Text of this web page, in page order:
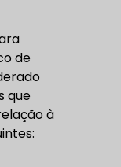
de
que
à